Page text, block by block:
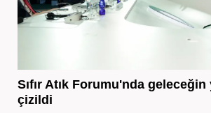
Sıfır Atık Forumu'nda geleceğin
çizildi